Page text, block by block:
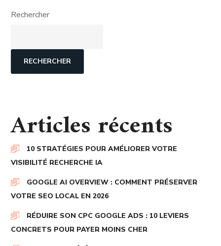
Rechercher
RECHERCHER
Articles récents
10 STRATÉGIES POUR AMÉLIORER VOTRE
VISIBILITÉ RECHERCHE IA
GOOGLE AI OVERVIEW : COMMENT PRÉSERVER
VOTRE SEO LOCAL EN 2026
RÉDUIRE SON CPC GOOGLE ADS : 10 LEVIERS
CONCRETS POUR PAYER MOINS CHER